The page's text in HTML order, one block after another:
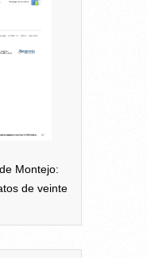
Montejo:
de veinte